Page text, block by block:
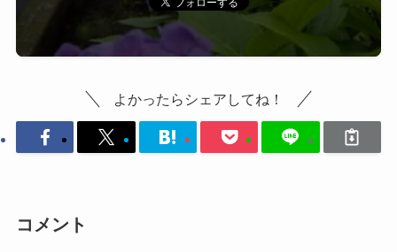
よかったらシェアしてね！
コメント